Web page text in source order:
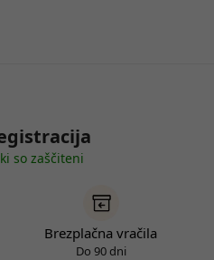
so zaščiteni
Brezplačna vračila
Do 90 dni